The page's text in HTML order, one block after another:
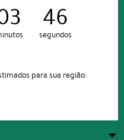
46
segundos
para sua região: